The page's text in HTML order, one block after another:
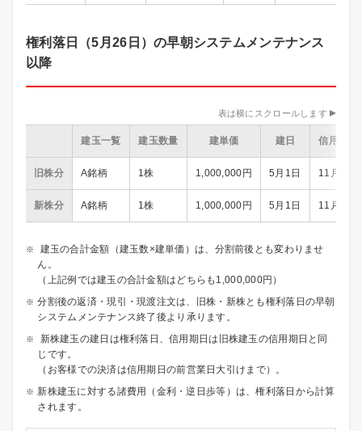
権利落日（5月26日）の早朝システムメンテナンス
以降
表は横にスクロールします
建玉一覧 建玉数量 建単価 建日 信用期日
旧株分 A銘柄 1株 1,000,000円 5月1日 11月1日
新株分 A銘柄 1株 1,000,000円 5月1日 11月1日
建玉の合計金額（建玉数×建単価）は、分割前後とも変わりませ
ん。
（上記例では建玉の合計金額はどちらも1,000,000円）
分割後の返済・現引・現渡注文は、旧株・新株とも権利落日の早朝
システムメンテナンス終了後より承ります。
新株建玉の建日は権利落日、信用期日は旧株建玉の信用期日と同
じです。
（お客様での決済は信用期日の前営業日大引けまで）。
新株建玉に対する諸費用（金利・逆日歩等）は、権利落日から計算
されます。